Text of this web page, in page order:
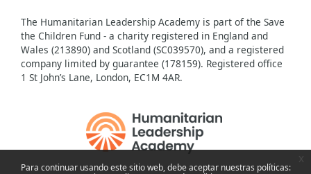
Para continuar usando este sitio web, debe aceptar nuestras políticas:
The Humanitarian Leadership Academy is part of the Save
the Children Fund - a charity registered in England and
Wales (213890) and Scotland (SC039570), and a registered
company limited by guarantee (178159). Registered office
1 St John’s Lane, London, EC1M 4AR.